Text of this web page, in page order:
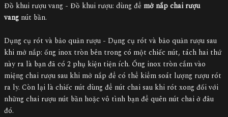
Đồ khui rượu vang - Đồ khui rượu: dùng để mở nắp chai rượu
vang nút bần.
Dụng cụ rót và bảo quản rượu - Dụng cụ rót và bảo quản rượu sau
khi mở nắp: ống inox tròn bên trong có một chiếc nút, tách hai thứ
này ra là bạn đã có 2 phụ kiện tiện ích. Ống inox tròn cắm vào
miệng chai rượu sau khi mở nắp để có thể kiểm soát lượng rượu rót
ra ly. Còn lại là chiếc nút dùng để nút chai sau khi rót xong đối với
những chai rượu nút bần hoặc vô tình bạn để quên nút chai ở đâu
đó.